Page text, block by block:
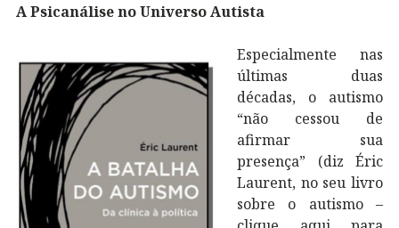
A Psicanálise no Universo Autista
Especialmente nas
últimas duas
décadas, o autismo
“não cessou de
afirmar sua
presença” (diz Éric
Laurent, no seu livro
sobre o autismo –